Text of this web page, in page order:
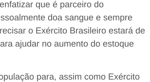
que é parceiro do
doa sangue e sempre
o Exército Brasileiro estará de
ajudar no aumento do estoque
para, assim como Exército